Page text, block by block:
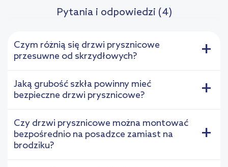
Pytania i odpowiedzi (4)
Czym różnią się drzwi prysznicowe
przesuwne od skrzydłowych?
+
Jaką grubość szkła powinny mieć
bezpieczne drzwi prysznicowe?
+
Czy drzwi prysznicowe można montować
bezpośrednio na posadzce zamiast na
brodziku?
+